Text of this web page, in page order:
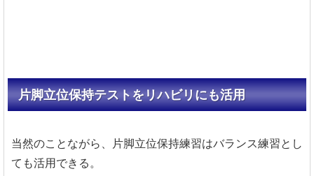
片脚立位保持テストをリハビリにも活用
当然のことながら、片脚立位保持練習はバランス練習とし
ても活用できる。